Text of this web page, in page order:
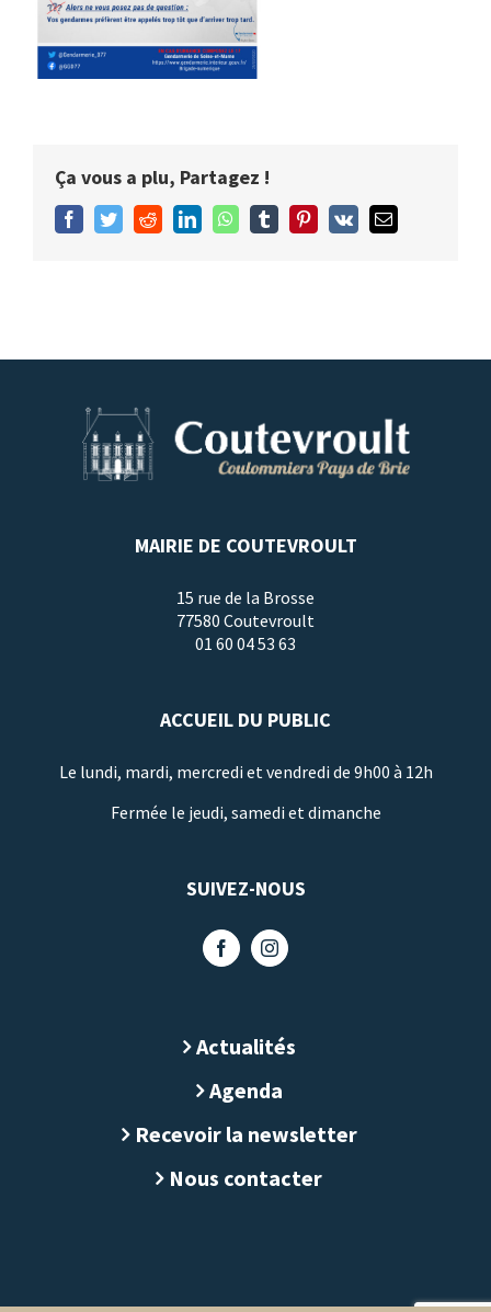
Ça vous a plu, Partagez !
Facebook
TwitterRedditLinkedInWhatsApp
Tumblr Pinterest
Vk Email
MAIRIE DE COUTEVROULT
15 rue de la Brosse
77580 Coutevroult
01 60 04 53 63
ACCUEIL DU PUBLIC
Le lundi, mardi, mercredi et vendredi de 9h00 à 12h
Fermée le jeudi, samedi et dimanche
SUIVEZ-NOUS
Actualités
Agenda
Recevoir la newsletter
Nous contacter